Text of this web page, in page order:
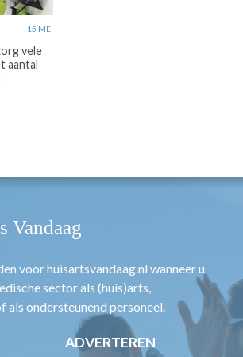
15 MEI
vele
aantal
voor huisartsvandaag.nl wanneer u
sector als (huis)arts,
als ondersteunend personeel.
ADVERTEREN